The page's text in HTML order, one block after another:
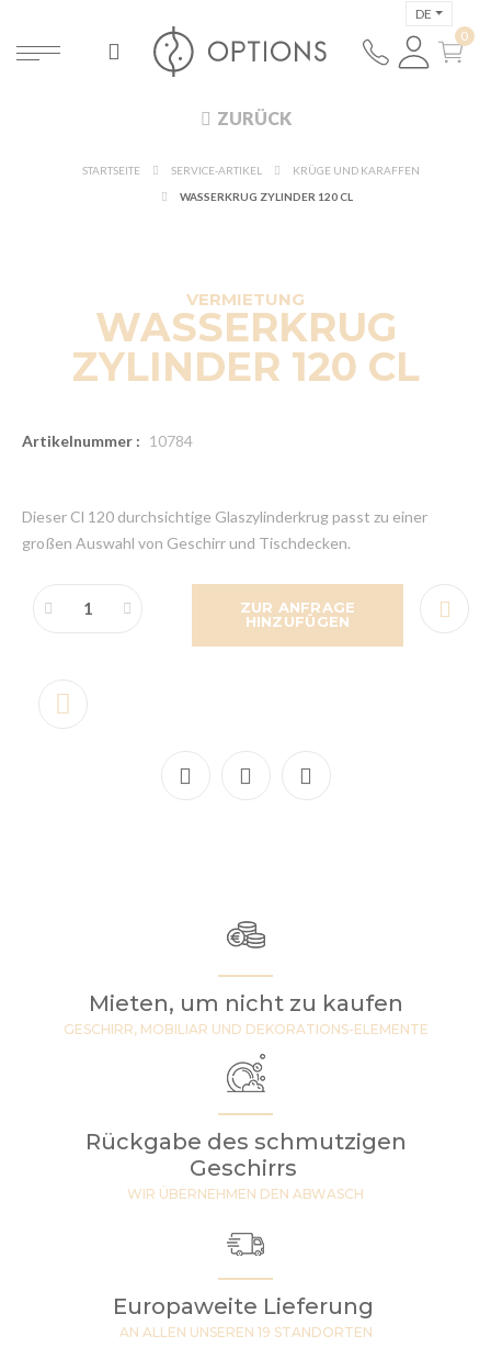
DE
ZURÜCK
STARTSEITE SERVICE-ARTIKEL
KRÜGE UND KARAFFEN
WASSERKRUG ZYLINDER 120 CL
VERMIETUNG
WASSERKRUG
ZYLINDER 120 CL
Artikelnummer : 10784
Dieser Cl 120 durchsichtige Glaszylinderkrug passt zu einer
großen Auswahl von Geschirr und Tischdecken.
ZUR ANFRAGE
HINZUFÜGEN
Mieten, um nicht zu kaufen
GESCHIRR, MOBILIAR UND DEKORATIONS-ELEMENTE
Rückgabe des schmutzigen
Geschirrs
WIR ÜBERNEHMEN DEN ABWASCH
Europaweite Lieferung
AN ALLEN UNSEREN 19 STANDORTEN